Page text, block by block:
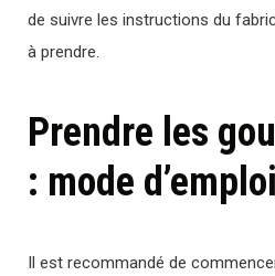
de suivre les instructions du
à prendre.
Prendre les
: mode d’emploi
Il est recommandé de